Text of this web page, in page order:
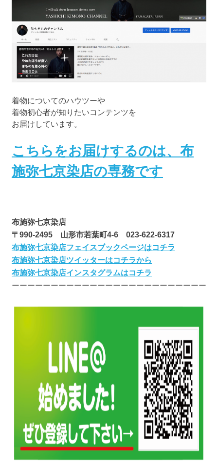
着物についてのハウツーや
着物初心者が知りたいコンテンツを
お届けしています。
こちらをお届けするのは、布
施弥七京染店の専務です
布施弥七京染店
〒990-2495 山形市若葉町4-6 023-622-6317
布施弥七京染店フェイスブックページはコチラ
布施弥七京染店ツイッターはコチラから
布施弥七京染店インスタグラムはコチラ
ーーーーーーーーーーーーーーーーーーーーーーーーー